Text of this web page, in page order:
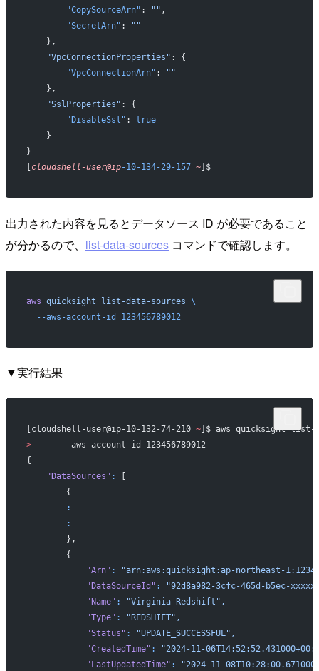
        "CopySourceArn"
: "" ,
        "SecretArn"
:
""
    },
    "VpcConnectionProperties"
: {
        "VpcConnectionArn"
:
""
    },
    "SslProperties"
: {
        "DisableSsl"
: true
    }
}
cloudshell-user@ip-10-134-29-157 ~]$
出力された内容を見るとデータソース ID が必要であること
が分かるので、 list-data-sources コマンドで確認します。
aws quicksight list-data-sources \
  --aws-account-id
123456789012
▼実行結果
[cloudshell-user@ip-10-132-74-210 ~]$ aws quicksight list-
>
   -- --aws-account-id 123456789012
{
    "DataSources"
:
        {
        :
        :
        },
        {
            "Arn"
:
"arn:aws:quicksight:ap-northeast-
            "DataSourceId"
:
"92d8a982-3cfc-465d-b5ec-
            "Name"
:
"Virginia-Redshift",
            "Type"
:
"REDSHIFT",
            "Status"
:
"UPDATE_SUCCESSFUL",
            "CreatedTime"
:
"2024-11-
            "LastUpdatedTime"
:
"2024-11-